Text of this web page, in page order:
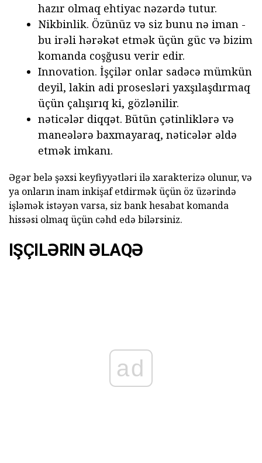
hazır olmaq ehtiyac nəzərdə tutur.
Nikbinlik. Özünüz və siz bunu nə iman -
bu irəli hərəkət etmək üçün güc və bizim
komanda coşğusu verir edir.
Innovation. İşçilər onlar sadəcə mümkün
deyil, lakin adi prosesləri yaxşılaşdırmaq
üçün çalışırıq ki, gözlənilir.
nəticələr diqqət. Bütün çətinliklərə və
maneələrə baxmayaraq, nəticələr əldə
etmək imkanı.
Əgər belə şəxsi keyfiyyətləri ilə xarakterizə olunur, və
ya onların inam inkişaf etdirmək üçün öz üzərində
işləmək istəyən varsa, siz bank hesabat komanda
hissəsi olmaq üçün cəhd edə bilərsiniz.
IŞÇILƏRIN ƏLAQƏ
ad